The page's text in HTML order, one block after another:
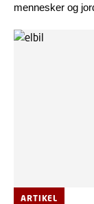
mennesker og
ARTIKEL